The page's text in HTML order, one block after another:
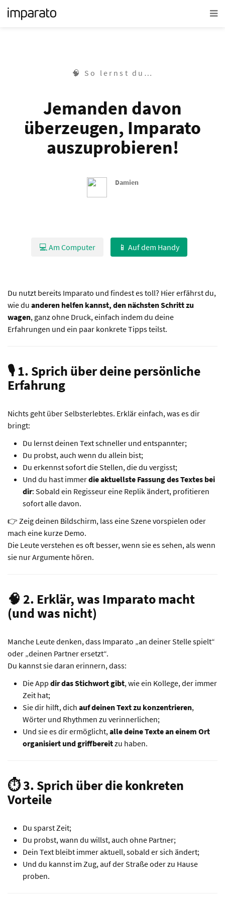
🧠 So lernst du…
Jemanden davon
überzeugen, Imparato
auszuprobieren!
Damien
💻 Am Computer 📱 Auf dem Handy
Du nutzt bereits Imparato und findest es toll? Hier erfährst du,
wie du anderen helfen kannst, den nächsten Schritt zu
wagen, ganz ohne Druck, einfach indem du deine
Erfahrungen und ein paar konkrete Tipps teilst.
🎙️ 1. Sprich über deine persönliche
Erfahrung
Nichts geht über Selbsterlebtes. Erklär einfach, was es dir
bringt:
Du lernst deinen Text schneller und entspannter;
Du probst, auch wenn du allein bist;
Du erkennst sofort die Stellen, die du vergisst;
Und du hast immerdie aktuellste Fassung des Textes bei
dir: Sobald ein Regisseur eine Replik ändert, profitieren
sofort alle davon.
👉 Zeig deinen Bildschirm, lass eine Szene vorspielen oder
mach eine kurze Demo.
Die Leute verstehen es oft besser, wenn sie es sehen, als wenn
sie nur Argumente hören.
🧠 2. Erklär, was Imparato macht
(und was nicht)
Manche Leute denken, dass Imparato „an deiner Stelle spielt“
oder „deinen Partner ersetzt“.
Du kannst sie daran erinnern, dass:
Die App dir das Stichwort gibt, wie ein Kollege, der immer
Zeit hat;
Sie dir hilft, dich auf deinen Text zu konzentrieren,
Wörter und Rhythmen zu verinnerlichen;
Und sie es dir ermöglicht,alle deine Texte an einem Ort
organisiert und griffbereitzu haben.
⏱️ 3. Sprich über die konkreten
Vorteile
Du sparst Zeit;
Du probst, wann du willst, auch ohne Partner;
Dein Text bleibt immer aktuell, sobald er sich ändert;
Und du kannst im Zug, auf der Straße oder zu Hause
proben.